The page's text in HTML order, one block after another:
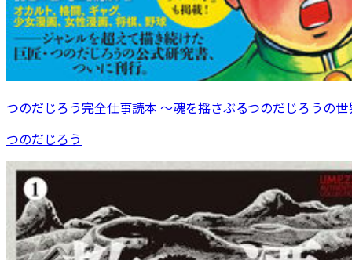
つのだじろう完全仕事読本 ～魂を揺さぶるつのだじろうの世
つのだじろう